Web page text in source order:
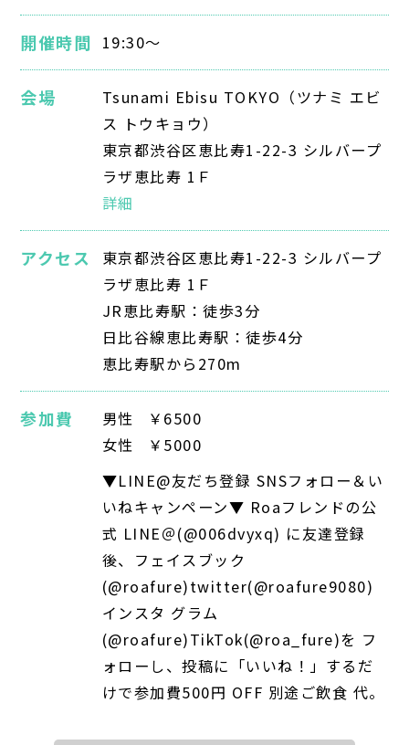
開催時間 19:30～
会場
Tsunami Ebisu TOKYO（ツナミ エビ
ス トウキョウ）
東京都渋谷区恵比寿1-22-3 シルバープ
ラザ恵比寿 1Ｆ
詳細
アクセス
東京都渋谷区恵比寿1-22-3 シルバープ
ラザ恵比寿 1Ｆ
JR恵比寿駅：徒歩3分
日比谷線恵比寿駅：徒歩4分
恵比寿駅から270m
参加費 男性
￥6500
女性
￥5000
▼LINE@友だち登録 SNSフォロー＆い
いねキャンペーン▼ Roaフレンドの公
式 LINE＠(@006dvyxq) に友達登録
後、フェイスブック
(@roafure)twitter(@roafure9080)
インスタ グラム
(@roafure)TikTok(@roa_fure)を フ
ォローし、投稿に「いいね！」するだ
けで参加費500円 OFF 別途ご飲食 代。